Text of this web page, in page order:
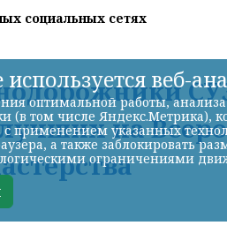
социальных сетях
на
используется веб-
оптимальной работы,
(в том числе Яндекс.Метрика),
с применением указанных
а также заблокировать
ограничениями